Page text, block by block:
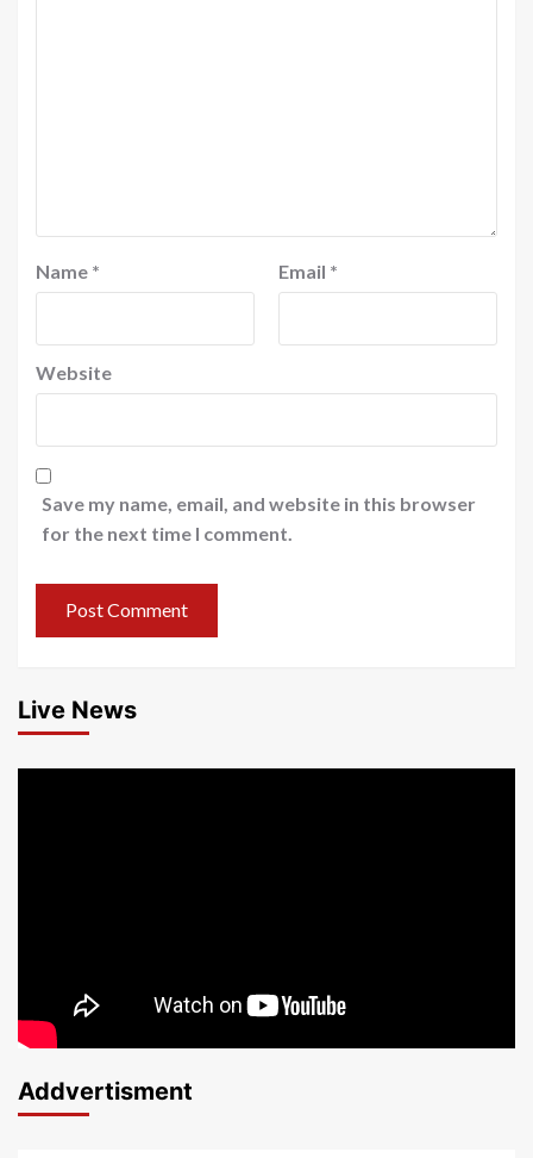
Name * Email *
Website
Save my name, email, and website in this browser
for the next time I comment.
Live News
Addvertisment